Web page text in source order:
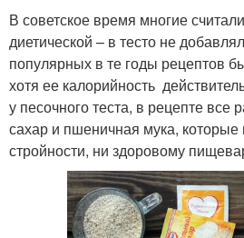
В советское время многие
диетической – в тесто не
популярных в те годы рецептов
хотя ее калорийность
у песочного теста, в рецепте все
сахар и пшеничная мука, которые
стройности, ни здоровому